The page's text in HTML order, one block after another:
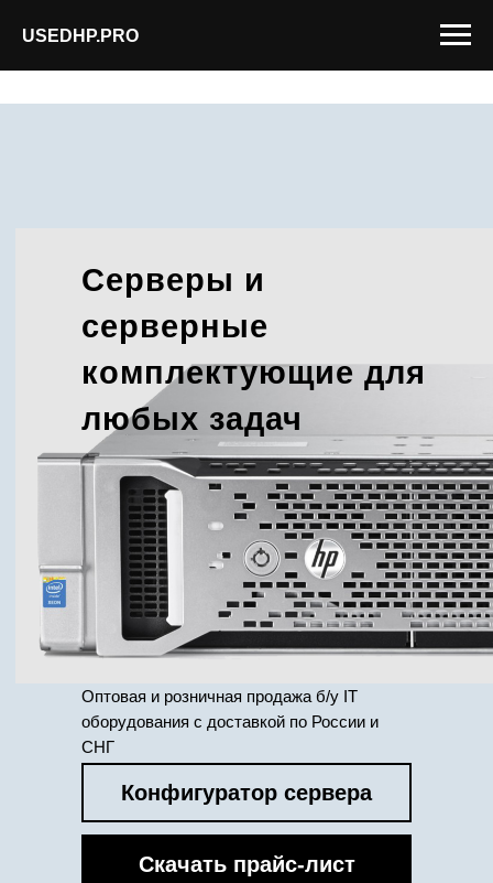
USEDHP.PRO
Оптовая и розничная продажа б/у IT
оборудования с доставкой по России и
СНГ
Конфигуратор сервера
Серверы и
серверные
комплектующие для
любых задач
Скачать прайс-лист